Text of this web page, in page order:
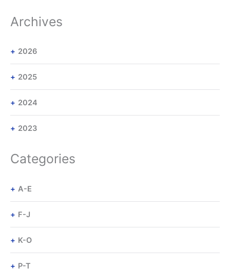
Archives
2026
2025
2024
2023
Categories
A-E
F-J
K-O
P-T